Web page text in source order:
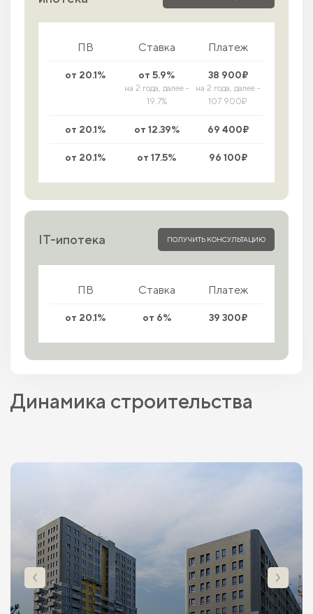
ПВ Ставка Платеж
от 20.1% от 5.9%
на 2 года, далее -
19.7%
38 900₽
на 2 года, далее -
107 900₽
от 20.1% от 12.39% 69 400₽
от 20.1% от 17.5% 96 100₽
IT-ипотека ПОЛУЧИТЬ КОНСУЛЬТАЦИЮ
ПВ Ставка Платеж
от 20.1% от 6% 39 300₽
Динамика строительства